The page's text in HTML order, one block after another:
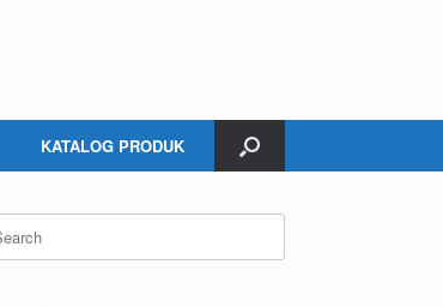
KATALOG PRODUK